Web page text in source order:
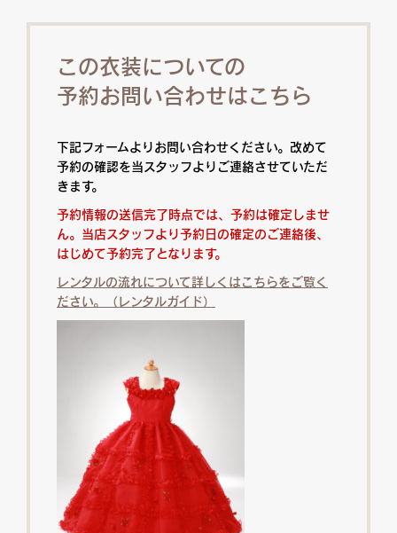
この衣装についての
予約お問い合わせはこちら
下記フォームよりお問い合わせください。改めて
予約の確認を当スタッフよりご連絡させていただ
きます。
予約情報の送信完了時点では、予約は確定しませ
ん。当店スタッフより予約日の確定のご連絡後、
はじめて予約完了となります。
レンタルの流れについて詳しくはこちらをご覧く
ださい。（レンタルガイド）